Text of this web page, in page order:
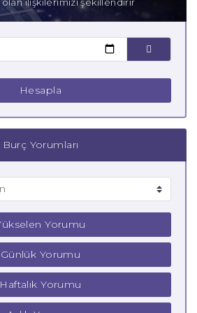
Baba Yay Burcu
Hesapla
Burç Yorumları
Yorumu
Günlük Yorumu
Haftalık Yorumu